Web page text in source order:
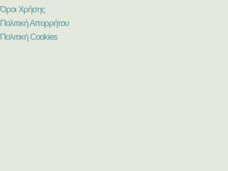
Όροι Χρήσης
Πολιτική Απορρήτου
Πολιτική Cookies